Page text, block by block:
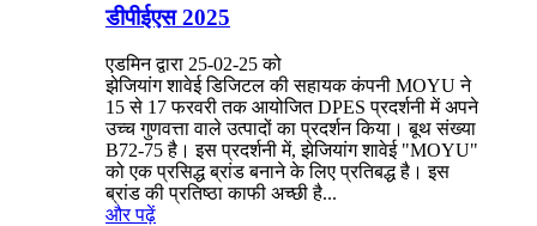
डीपीईएस 2025
एडमिन द्वारा 25-02-25 को
झेजियांग शावेई डिजिटल की सहायक कंपनी MOYU ने
15 से 17 फरवरी तक आयोजित DPES प्रदर्शनी में अपने
उच्च गुणवत्ता वाले उत्पादों का प्रदर्शन किया। बूथ संख्या
B72-75 है। इस प्रदर्शनी में, झेजियांग शावेई "MOYU"
को एक प्रसिद्ध ब्रांड बनाने के लिए प्रतिबद्ध है। इस
ब्रांड की प्रतिष्ठा काफी अच्छी है...
और पढ़ें